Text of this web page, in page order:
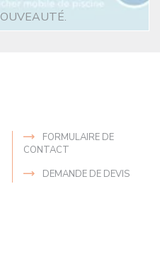
FORMULAIRE DE
CONTACT
DEMANDE DE DEVIS